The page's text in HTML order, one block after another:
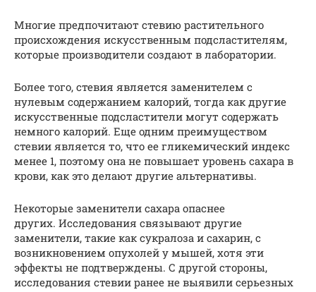
Многие предпочитают стевию растительного
происхождения искусственным подсластителям,
которые производители создают в лаборатории.
Более того, стевия является заменителем с
нулевым содержанием калорий, тогда как другие
искусственные подсластители могут содержать
немного калорий. Еще одним преимуществом
стевии является то, что ее гликемический индекс
менее 1, поэтому она не повышает уровень сахара в
крови, как это делают другие альтернативы.
Некоторые заменители сахара опаснее
других. Исследования связывают другие
заменители, такие как сукралоза и сахарин, с
возникновением опухолей у мышей, хотя эти
эффекты не подтверждены. С другой стороны,
исследования стевии ранее не выявили серьезных